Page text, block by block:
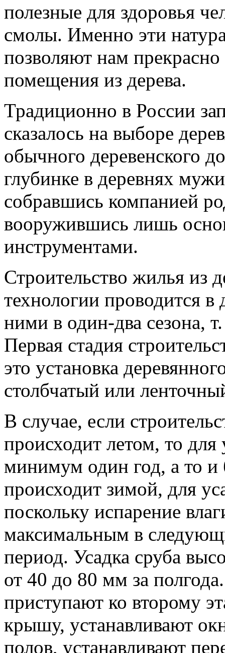
полезные для здоровья
смолы. Именно эти
позволяют нам
помещения из дерева.
Традиционно в России
сказалось на выборе
обычного деревенского
глубинке в деревнях
собравшись компанией
вооружившись лишь
инструментами.
Строительство жилья из
технологии проводится
ними в один-два сезона,
Первая стадия
это установка
столбчатый или
В случае, если
происходит летом, то для
минимум один год, а то и
происходит зимой, для
поскольку испарение
максимальным в
период. Усадка сруба
от 40 до 80 мм за
приступают ко второму
крышу, устанавливают
полов, устанавливают